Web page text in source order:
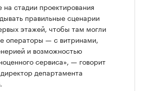
стадии проектирования
правильные сценарии
этажей, чтобы там могли
операторы — с витринами,
и возможностью
сервиса», — говорит
департамента